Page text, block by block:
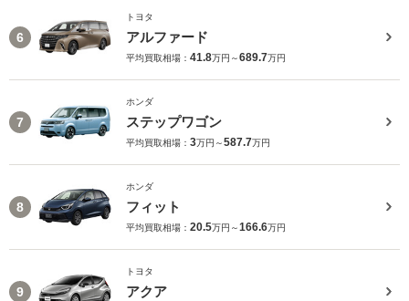
6
トヨタ
アルファード
平均買取相場： 41.8万円～689.7万円
7
ホンダ
ステップワゴン
平均買取相場： 3万円～587.7万円
8
ホンダ
フィット
平均買取相場： 20.5万円～166.6万円
9
トヨタ
アクア